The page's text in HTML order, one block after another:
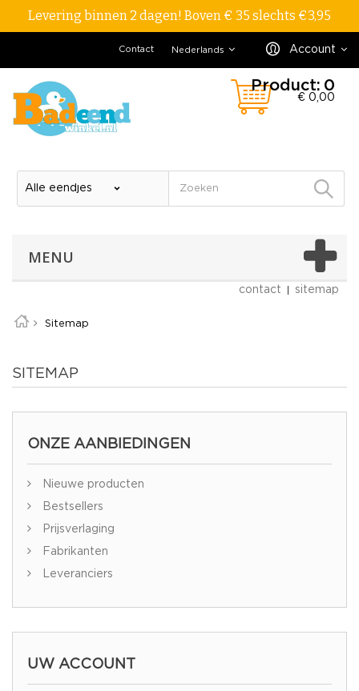
Levering binnen 2 dagen! Boven € 35 slechts €3,95
Account
Nederlands
Contact
Product: 0
€ 0,00
MENU
contact sitemap
Sitemap
SITEMAP
ONZE AANBIEDINGEN
Nieuwe producten
Bestsellers
Prijsverlaging
Fabrikanten
Leveranciers
UW ACCOUNT